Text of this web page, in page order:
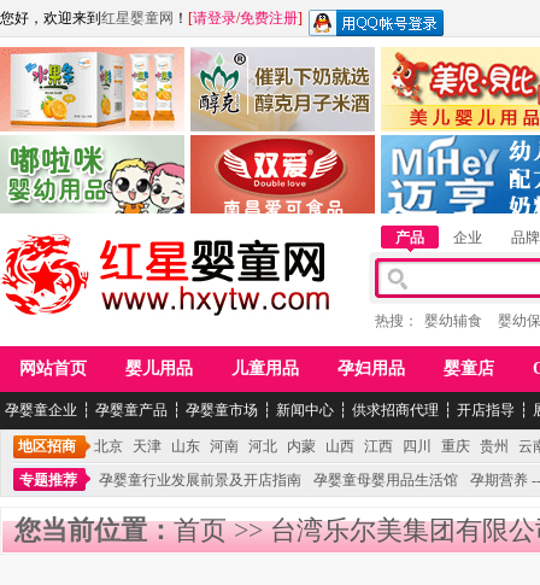
您好，欢迎来到 红星婴童网 ！ [请登录/免费注册]
江西麦嘟嘟食品有限公司
青岛嘟啦咪婴幼儿用品公司
江西醇之客月子米酒 惠州市美儿婴儿用品
湖南迈亨母婴用品有限
产品 企业 品牌
热搜： 婴幼辅食 婴幼
网站首页 婴儿用品 儿童用品 孕妇用品 婴童店
孕婴童企业 ┆ 孕婴童产品 ┆ 孕婴童市场 ┆ 新闻中心 ┆ 供求招商代理 ┆ 开店指导 ┆
地区招商 北京 天津 山东 河南 河北 内蒙 山西 江西 四川 重庆 贵州
云
专题推荐
孕婴童行业发展前景及开店指南 孕婴童母婴用品生活馆 孕期营养
您当前位置：首页>>台湾乐尔美集团有限